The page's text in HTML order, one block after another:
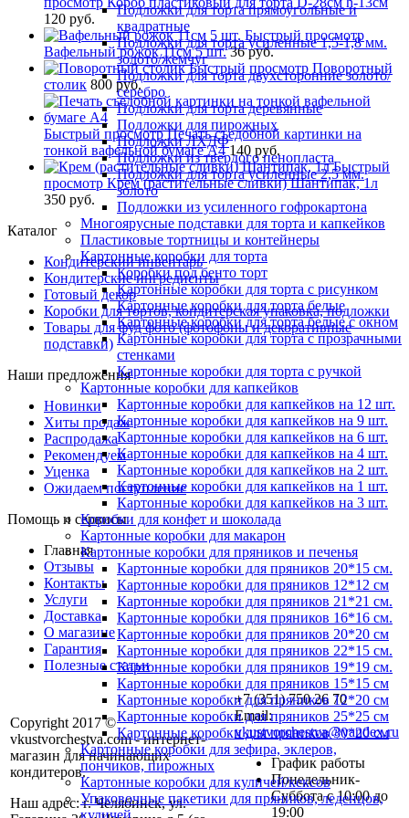
Подложки для торта прямоугольные и
квадратные
Подложки для торта усиленные 1,5-1,8 мм.
золото/жемчуг
Подложки для торта двухсторонние золото/
серебро
Подложки для торта деревянные
Подложки для пирожных
Подложки ЛХДФ
Подложки из твердого пенопласта
Подложки для торта усиленные 2,5 мм.
золото
Подложки из усиленного гофрокартона
Многоярусные подставки для торта и капкейков
Пластиковые тортницы и контейнеры
Картонные коробки для торта
Коробки под бенто торт
Картонные коробки для торта с рисунком
Картонные коробки для торта белые
Картонные коробки для торта белые с окном
Картонные коробки для торта с прозрачными
стенками
Картонные коробки для торта с ручкой
Картонные коробки для капкейков
Картонные коробки для капкейков на 12 шт.
Картонные коробки для капкейков на 9 шт.
Картонные коробки для капкейков на 6 шт.
Картонные коробки для капкейков на 4 шт.
Картонные коробки для капкейков на 2 шт.
Картонные коробки для капкейков на 1 шт.
Картонные коробки для капкейков на 3 шт.
Коробки для конфет и шоколада
Картонные коробки для макарон
Картонные коробки для пряников и печенья
Картонные коробки для пряников 20*15 см.
Картонные коробки для пряников 12*12 см
Картонные коробки для пряников 21*21 см.
Картонные коробки для пряников 16*16 см.
Картонные коробки для пряников 20*20 см
Картонные коробки для пряников 22*15 см.
Картонные коробки для пряников 19*19 см.
Картонные коробки для пряников 15*15 см
Картонные коробки для пряников 12*20 см
Картонные коробки для пряников 25*25 см
Картонные коробки для пряников 30*20 см
Картонные коробки для зефира, эклеров,
пончиков, пирожных
Картонные коробки для куличей/кексов
Упаковочные пакетики для пряников, леденцов,
куличей
120 руб.
Быстрый просмотр
Вафельный рожок 11см 5 шт. 36 руб.
Быстрый просмотр Поворотный
столик 800 руб.
Быстрый просмотр Печать съедобной картинки на
тонкой вафельной бумаге А4 140 руб.
Быстрый
просмотр Крем (растительные сливки) Шантипак, 1л
350 руб.
Каталог
Кондитерский инвентарь
Кондитерские ингредиенты
Готовый декор
Коробки для тортов, кондитерская упаковка, подложки
Товары для фуд фото (фотофоны и декоративные
подставки)
Наши предложения
Новинки
Хиты продаж
Распродажа
Рекомендуем
Уценка
Ожидаем поступление
Помощь и сервисы
Главная
Отзывы
Контакты
Услуги
Доставка
О магазине
Гарантия
Полезные статьи
Copyright 2017 ©
vkustvorchestva.com - интернет-
магазин для начинающих
кондитеров.
Наш адрес: г. Челябинск, ул.
+7 (351) 750 26 70
Email:
vkustvorchestva@yandex.ru
График работы
Понедельник-
Суббота с 10:00 до
19:00